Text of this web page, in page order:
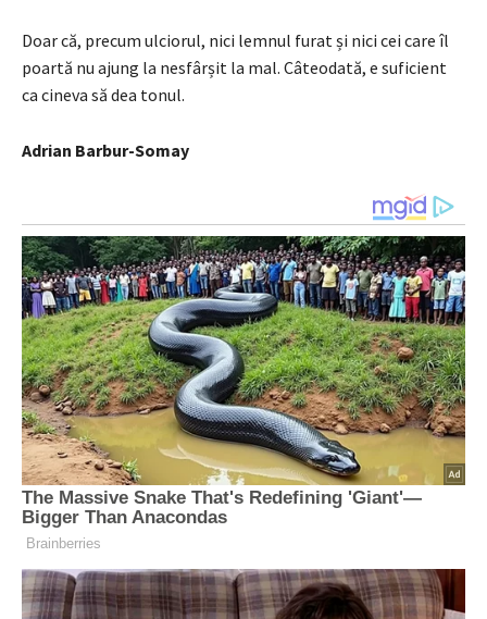
Doar că, precum ulciorul, nici lemnul furat și nici cei care îl
poartă nu ajung la nesfârșit la mal. Câteodată, e suficient
ca cineva să dea tonul.
Adrian Barbur-Somay